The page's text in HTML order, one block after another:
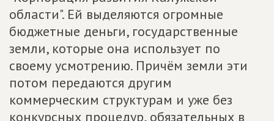
области". Ей выделяются огромные
бюджетные деньги, государственные
земли, которые она использует по
своему усмотрению. Причём земли эти
потом передаются другим
коммерческим структурам и уже без
конкурсных процедур, обязательных в